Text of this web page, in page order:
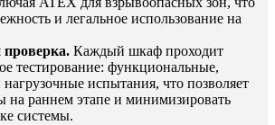
и легальное использование на
проверка. Каждый шкаф проходит
тестирование: функциональные,
нагрузочные испытания, что позволяет
на раннем этапе и минимизировать
системы.